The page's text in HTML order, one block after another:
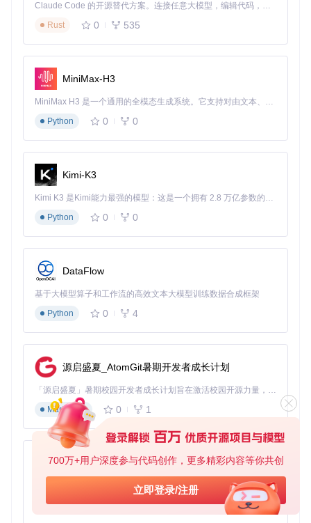
700万+用户深度参与代码创作，更多精彩内容等你共创
立即登录/注册
4.1 效率提升工具集 ⚡
智能启动器 ：根据您的在线时段和好友活动模式，自动调整
批量管理工具：支持好友列表分类、批量发送消息、实例快
速加入等高效操作
4.2 视觉主题定制 🎨
VRCX提供8种预设主题和完整的自定义选项，从界面配色到交
互动效都可按需调整。特别设计的"沉浸模式"能根据当前世界
的视觉风格自动切换UI主题，实现虚拟环境与辅助工具的视觉
融合。
五、开始使用与资源指南
5.1 快速安装
git clone
# 按照平台选择对应构建脚本
5.2 学习资源
详细配置指南：docs/official.md
高级功能示例：src/views/Tools/
插件开发文档：
5.3 社区支持
您可以通过项目内置的反馈系统提交建议，或参与开发者讨论
获取技术支持。无论您是普通用户还是开发爱好者，VRCX都
能为您的VRChat体验带来质的飞跃。
VRCX不仅是工具，更是通往全新社交维度的钥匙。它让虚拟
社交管理变得高效而愉悦，让您能将更多精力投入到真正重要
的事情——与朋友共度的虚拟时光。现在就开始探索，发现V
RChat的更多可能。
Claude Code 的开源替代方案。连接任意大模型，编辑代码，运行命令，自动验证 — 全自动执行。用 Rust 构建，极致性能。 ｜ An open-source alternative to Claude Code. Connect any LLM, edit code, run commands, and verify changes — autonomously. Built in Rust for speed. Get Started
Rust
0 535
MiniMax-H3
MiniMax H3 是一个通用的全模态生成系统。它支持对由文本、图像、视频和音频组成的多模态上下文进行统一理解，并能生成分辨率高达 2K、时长可达 15 秒的带原生立体声音频的视频。得益于面向任务泛化的系统设计，H3 在预训练阶段就已具备广泛的多模态上下文理解与生成能力，能够出色地执行复杂的多模态指令。
Python
0 0
Kimi-K3
Kimi K3 是Kimi能力最强的模型：这是一个拥有 2.8 万亿参数的混合专家（MoE）模型，具备原生视觉理解能力，并支持 100 万 token 的上下文窗口。
Python
0 0
DataFlow
基于大模型算子和工作流的高效文本大模型训练数据合成框架
Python
0 4
源启盛夏_AtomGit暑期开发者成长计划
「源启盛夏」暑期校园开发者成长计划旨在激活校园开源力量，通过积分激励、认证扶持、资源倾斜等形式，引导高校组织和开发者完成「入驻 — 建项目 — 做贡献 — 获认证 — 得资源」的完整闭环。无论你是想带领社团入驻平台的组织者，还是希望用代码贡献证明自己的开发者，都能在这里找到属于你的成长路径。
Markdown
0 1
py-xiaozhi
基于Python的Xiaozhi AI，适用于想要完整Xiaozhi体验而无需拥有专用硬件的用户。
Python
0 1